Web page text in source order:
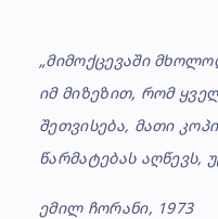
„მიმოქცევაში
იმ მიზეზით, რომ
შეთვისება, მათი
წარმატებას
ემილ ჩორანი, 1973